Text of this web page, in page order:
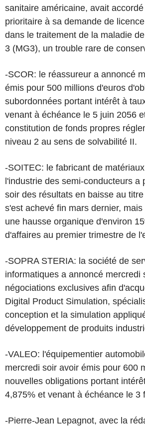
sanitaire américaine, avait
prioritaire à sa demande de
dans le traitement de la maladie
3 (MG3), un trouble rare de
-SCOR: le réassureur a annoncé
émis pour 500 millions d'euros
subordonnées portant intérêt à
venant à échéance le 5 juin 2056
constitution de fonds propres
niveau 2 au sens de solvabilité II.
-SOITEC: le fabricant de
l'industrie des semi-conducteurs a
soir des résultats en baisse au
s'est achevé fin mars dernier,
une hausse organique d'environ
d'affaires au premier trimestre de
-SOPRA STERIA: la société de
informatiques a annoncé mercredi
négociations exclusives afin
Digital Product Simulation,
conception et la simulation
développement de produits
-VALEO: l'équipementier
mercredi soir avoir émis pour 600
nouvelles obligations portant
4,875% et venant à échéance le 3
-Pierre-Jean Lepagnot, avec la